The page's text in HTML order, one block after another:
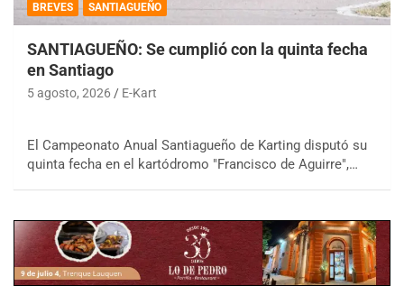
BREVES SANTIAGUEÑO
SANTIAGUEÑO: Se cumplió con la quinta fecha
en Santiago
5 agosto, 2026 E-Kart
El Campeonato Anual Santiagueño de Karting disputó su
quinta fecha en el kartódromo "Francisco de Aguirre",…